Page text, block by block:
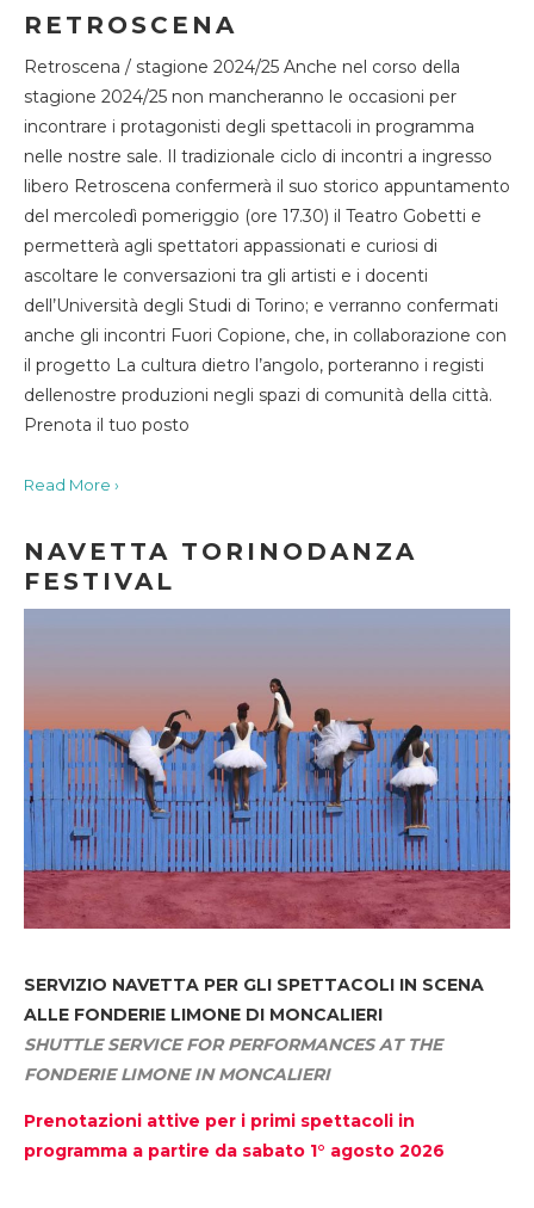
RETROSCENA
Retroscena / stagione 2024/25 Anche nel corso della
stagione 2024/25 non mancheranno le occasioni per
incontrare i protagonisti degli spettacoli in programma
nelle nostre sale. Il tradizionale ciclo di incontri a ingresso
libero Retroscena confermerà il suo storico appuntamento
del mercoledì pomeriggio (ore 17.30) il Teatro Gobetti e
permetterà agli spettatori appassionati e curiosi di
ascoltare le conversazioni tra gli artisti e i docenti
dell’Università degli Studi di Torino; e verranno confermati
anche gli incontri Fuori Copione, che, in collaborazione con
il progetto La cultura dietro l’angolo, porteranno i registi
dellenostre produzioni negli spazi di comunità della città.
Prenota il tuo posto
Read More ›
NAVETTA TORINODANZA
FESTIVAL
SERVIZIO NAVETTA PER GLI SPETTACOLI IN SCENA
ALLE FONDERIE LIMONE DI MONCALIERI
SHUTTLE SERVICE FOR PERFORMANCES AT THE
FONDERIE LIMONE IN MONCALIERI
Prenotazioni attive per i primi spettacoli in
programma a partire da sabato 1° agosto 2026